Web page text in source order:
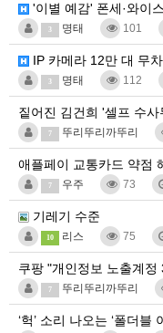
'이별 예감' 폰세·와이
3 명태 101
IP 카메라 12만 대 무
3 명태 112
짙어진 김건희 '셀프 수
7 뚜리뚜리까뚜리
애플페이 교통카드 약점
7 우주 73
기레기 수준
10 리스 75
쿠팡 "개인정보 노출계
7 뚜리뚜리까뚜리
‘헉’ 소리 나오는 ‘폴더블